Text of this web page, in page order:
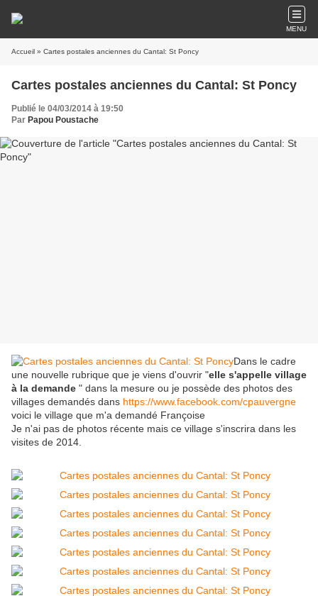
MENU
Accueil » Cartes postales anciennes du Cantal: St Poncy
Cartes postales anciennes du Cantal: St Poncy
Publié le 04/03/2014 à 19:50
Par Papou Poustache
Dans le cadre
une nouvelle rubrique que je viens d'ouvrir "elle s'appelle village
à la demande " dans la mesure ou je possède des photos des
villages demandés dans https://www.facebook.com/cpauvergne
voici le village que m'a demandé Françoise
Je n'ai pas de photos récente mais ce village s'inscrira dans les
visites de 2014.